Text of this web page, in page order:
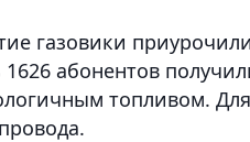
газовики
абонентов
топливом. Для